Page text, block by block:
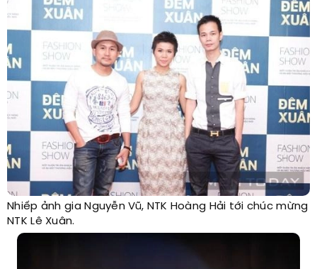
Nhiếp ảnh gia Nguyễn Vũ, NTK Hoàng Hải tới chúc mừng
NTK Lê Xuân.